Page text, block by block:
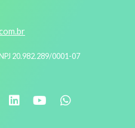
20.982.289/0001-07